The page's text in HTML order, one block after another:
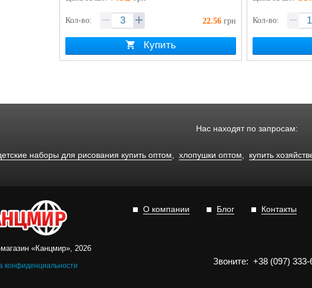
Кол-во: 22.56 грн
Купить
Кол-во:
Нас находят по запросам:
наборы для рисования купить оптом хлопушки оптом купить
«Канцмир», 2026
конфиденциальности
Контакты
Блог
О компании
Звоните: +38 (097) 333-